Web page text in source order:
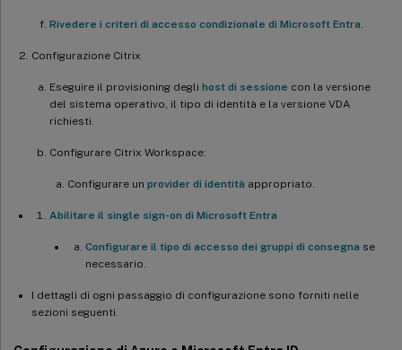
Rivedere i criteri di accesso condizionale di Microsoft Entra
Configurazione Citrix
Eseguire il provisioning degli host di sessione con la versione
del sistema operativo, il tipo di identità e la versione VDA
richiesti.
Configurare Citrix Workspace:
Configurare un provider di identità appropriato.
Abilitare il single sign-on di Microsoft Entra
Configurare il tipo di accesso dei gruppi di consegna se
necessario.
I dettagli di ogni passaggio di configurazione sono forniti nelle
sezioni seguenti.